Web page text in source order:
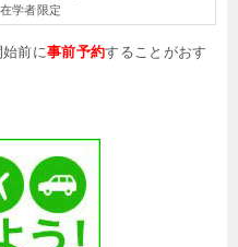
学者限定
始前に事前予約することがおす